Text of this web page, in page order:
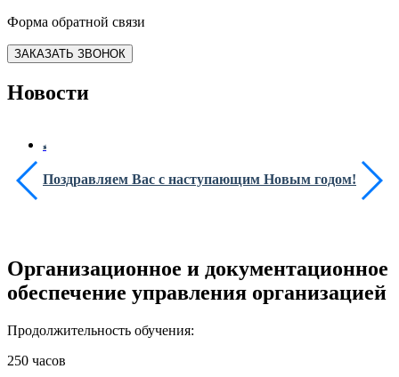
Форма обратной связи
ЗАКАЗАТЬ ЗВОНОК
Новости
Поздравляем Вас с наступающим Новым годом!
Организационное и документационное
обеспечение управления организацией
Продолжительность обучения:
250 часов